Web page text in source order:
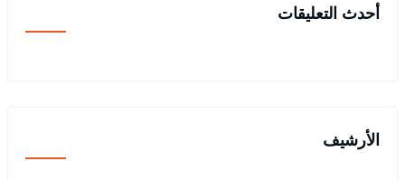
أحدث التعليقات
الأرشيف